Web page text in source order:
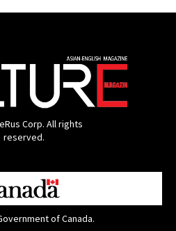
Corp. All rights
reserved.
of Canada.